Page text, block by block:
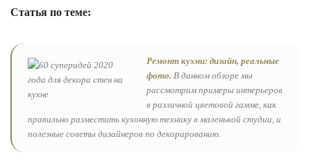
Статья по теме:
Ремонт кухни: дизайн, реальные
фото. В данном обзоре мы
рассмотрим примеры интерьеров
в различной цветовой гамме, как
правильно разместить кухонную технику в маленькой студии, и
полезные советы дизайнеров по декорированию.